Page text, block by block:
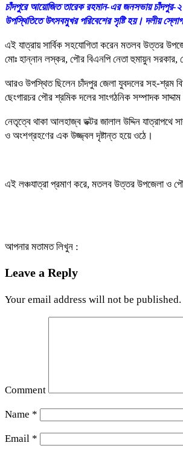
চাঁদপুরে আয়োজিত তারেক রহমান-এর জনসভায় চাঁদপুর-
উপস্থিতিতে উৎসবমুখর পরিবেশের সৃষ্টি হয়। দলীয়
এই যাত্রায় সার্বিক সহযোগিতা করেন মতলব উত্তর
মোঃ হান্নান লস্কর, পৌর বিএনপি নেতা হুমায়ুন
আরও উপস্থিত ছিলেন চাঁদপুর জেলা যুবদলের সহ-শ্রম
ছেংগারচর পৌর শ্রমিক দলের সাংগঠনিক সম্পাদক
নেতৃত্বে থাকা আলহাজ্ব ডক্টর জালাল উদ্দিন
ও অংশগ্রহণের এক উজ্জ্বল দৃষ্টান্ত হয়ে ওঠে।
এই লঞ্চযাত্রা প্রমাণ করে, মতলব উত্তর উপজেলা ও
আপনার মতামত লিখুন :
Leave a Reply
Your email address will not be published.
Comment
Name *
Email *